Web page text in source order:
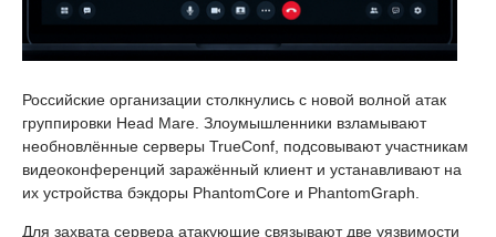
Российские организации столкнулись с новой волной атак
группировки Head Mare. Злоумышленники взламывают
необновлённые серверы TrueConf, подсовывают участникам
видеоконференций заражённый клиент и устанавливают на
их устройства бэкдоры PhantomCore и PhantomGraph.
Для захвата сервера атакующие связывают две уязвимости